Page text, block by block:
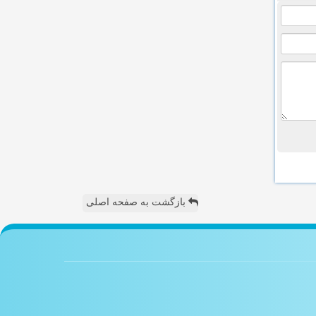
بازگشت به صفحه اصلی